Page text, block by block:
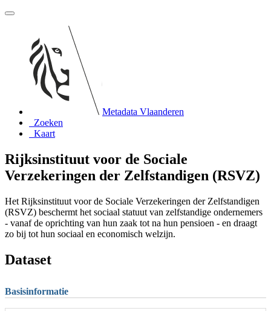
Metadata Vlaanderen
Zoeken
Kaart
Rijksinstituut voor de Sociale
Verzekeringen der Zelfstandigen (RSVZ)
Het Rijksinstituut voor de Sociale Verzekeringen der Zelfstandigen
(RSVZ) beschermt het sociaal statuut van zelfstandige ondernemers
- vanaf de oprichting van hun zaak tot na hun pensioen - en draagt
zo bij tot hun sociaal en economisch welzijn.
Dataset
Basisinformatie